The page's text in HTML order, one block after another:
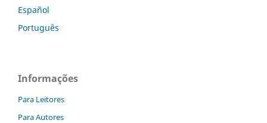
Español
Português
Informações
Para Leitores
Para Autores